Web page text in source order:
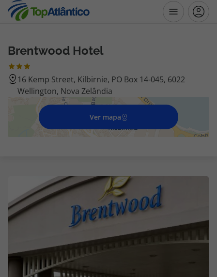
Destinos
Voos
Hotéis
Voos + Hotel
Disneyland ® Paris
Escapadinhas
Promoções
Brentwood Hotel
16 Kemp Street, Kilbirnie, PO Box 14-045, 6022
Wellington, Nova Zelândia
Ver mapa